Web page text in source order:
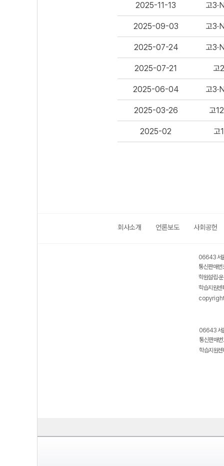
2025-11-13 고
2025-09-03 고
2025-07-24 고
2025-07-21 고2
2025-06-04 고
2025-03-26 고
2025-02 고1
회사소개 언론보도 사회공헌
06643 서
통신판매
학원설립·
학습지원
06643 서
통신판매
학습지원